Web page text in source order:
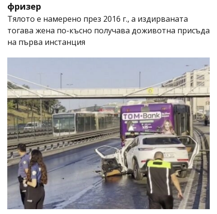
фризер
Тялото е намерено през 2016 г., а издирваната
тогава жена по-късно получава доживотна присъда
на първа инстанция